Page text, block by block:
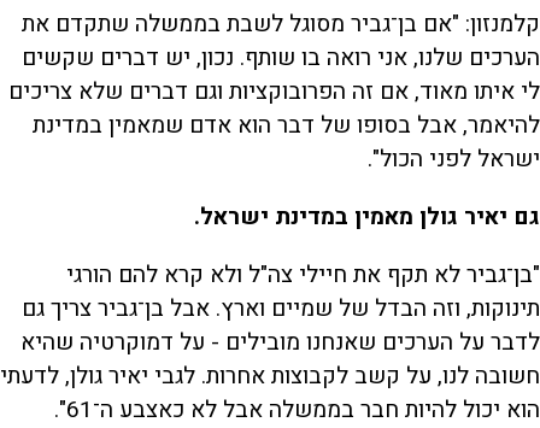
קלמנזון: "אם בן־גביר מסוגל לשבת בממשלה שתקדם את
הערכים שלנו, אני רואה בו שותף. נכון, יש דברים שקשים
לי איתו מאוד, אם זה הפרובוקציות וגם דברים שלא צריכים
להיאמר, אבל בסופו של דבר הוא אדם שמאמין במדינת
ישראל לפני הכול".
גם יאיר גולן מאמין במדינת ישראל.
"בן־גביר לא תקף את חיילי צה"ל ולא קרא להם הורגי
תינוקות, וזה הבדל של שמיים וארץ. אבל בן־גביר צריך גם
לדבר על הערכים שאנחנו מובילים - על דמוקרטיה שהיא
חשובה לנו, על קשב לקבוצות אחרות. לגבי יאיר גולן, לדעתי
הוא יכול להיות חבר בממשלה אבל לא כאצבע ה־61".